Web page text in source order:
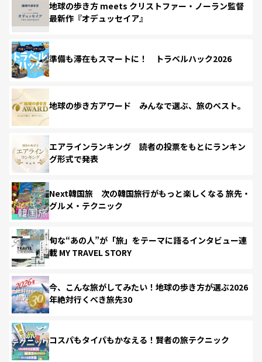
地球の歩き方 meets クリストファー・ノーラン監督
最新作『オデュッセイア』
準備も滞在もスマートに！ トラベルハック2026
地球の歩き方アワード みんなで選ぶ、旅のベスト。
エアラインランキング 読者の投票をもとにランキン
グ形式で発表
Next韓国旅 次の韓国旅行がもっと楽しくなる 旅先・
グルメ・テクニック
旬な“あの人”が「旅」をテーマに語るインタビュー連
載 MY TRAVEL STORY
今、こんな旅がしてみたい！地球の歩き方が選ぶ2026
年絶対行くべき旅先30
コスパもタイパもかなえる！賢者の旅テクニック